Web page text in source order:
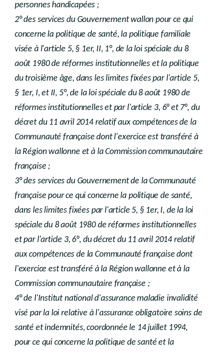
personnes handicapées ;
2° des services du Gouvernement wallon pour ce qui
concerne la politique de santé, la politique familiale
visée à l'article 5, § 1er, II, 1°, de la loi spéciale du 8
août 1980 de réformes institutionnelles et la politique
du troisième âge, dans les limites fixées par l'article 5,
§ 1er, I, et II, 5°, de la loi spéciale du 8 août 1980 de
réformes institutionnelles et par l'article 3, 6° et 7°, du
décret du 11 avril 2014 relatif aux compétences de la
Communauté française dont l'exercice est transféré à
la Région wallonne et à la Commission communautaire
française ;
3° des services du Gouvernement de la Communauté
française pour ce qui concerne la politique de santé,
dans les limites fixées par l'article 5, § 1er, I, de la loi
spéciale du 8 août 1980 de réformes institutionnelles
et par l'article 3, 6°, du décret du 11 avril 2014 relatif
aux compétences de la Communauté française dont
l'exercice est transféré à la Région wallonne et à la
Commission communautaire française ;
4° de l'Institut national d'assurance maladie invalidité
visé par la loi relative à l'assurance obligatoire soins de
santé et indemnités, coordonnée le 14 juillet 1994,
pour ce qui concerne la politique de santé et la